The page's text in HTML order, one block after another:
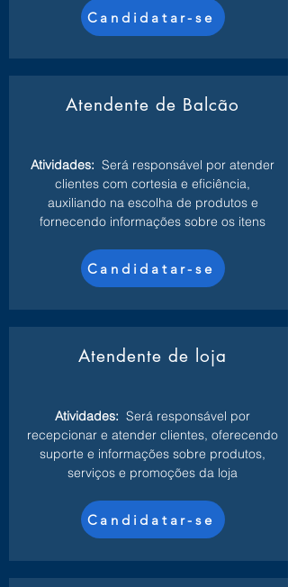
Candidatar-se
Atendente de Balcão
Atividades: Será responsável por atender
clientes com cortesia e eficiência,
auxiliando na escolha de produtos e
fornecendo informações sobre os itens
Candidatar-se
Atendente de loja
Atividades: Será responsável por
recepcionar e atender clientes, oferecendo
suporte e informações sobre produtos,
serviços e promoções da loja
Candidatar-se